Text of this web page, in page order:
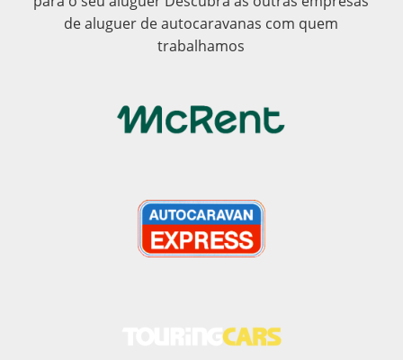
de aluguer de autocaravanas com quem
trabalhamos